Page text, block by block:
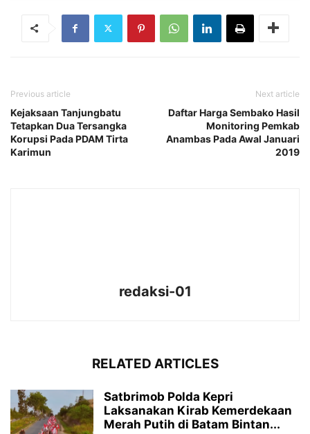
Previous article
Kejaksaan Tanjungbatu
Tetapkan Dua Tersangka
Korupsi Pada PDAM Tirta
Karimun
Next article
Daftar Harga Sembako Hasil
Monitoring Pemkab
Anambas Pada Awal Januari
2019
redaksi-01
RELATED ARTICLES
Satbrimob Polda Kepri
Laksanakan Kirab Kemerdekaan
Merah Putih di Batam Bintan...